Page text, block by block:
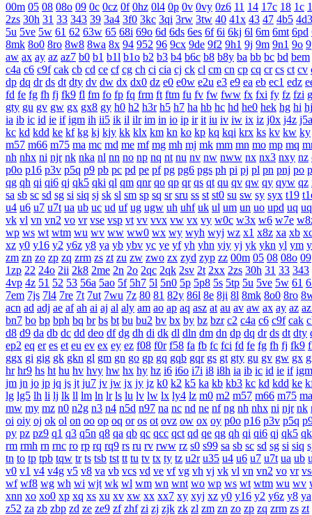
00m 05 08 08o 09 0c 0cz 0f 0hz 0l4 0p 0v 0vy 0z6 11 14 17c 18 1c
2zs 30h 31 33 343 39 3a4 3f0 3kc 3qi 3rw 3tw 40 41x 43 47 4b5 4d3
5u 5ve 5w 61 62 63w 65 68i 69o 6d 6ds 6es 6f 6i 6kj 6l 6m 6mt 6pd
8mk 8o0 8ro 8w8 8wa 8x 94 952 96 9cx 9de 9f2 9h1 9j 9m 9n1 9o
aw ax ay az az7 b0 b1 b1l b1o b2 b3 b4 b6c b8 b8y ba bb bc bd bem
c4a c6 c9f cak cb cd ce cf cg ch ci cia cj ck cl cm cn cp cq cr cs ct cv
dp dq dr ds dt dty dv dw dx dx0 dz e0 e0w e2u e3 e9 ea eb ec1 edz
fd fe fg fh fj fk9 fl fm fo fp fq frm ft ftm fu fv fw fww fx fxi fy fz fzi
gty gu gv gw gx gx8 gy h0 h2 h3r h5 h7 ha hb hc hd he0 hek hg hi hj
ia ib ic id ie if igm ih ii5 ik il ilr im in io ip ir it iu iv iw ix iz j0x j4z j5a
kc kd kdd ke kf kg kj kjy kk klx km kn ko kp kq kqi krx ks kv kw ky
m57 m66 m75 ma mc md me mf mg mh mj mk mm mn mo mp mq
nh nhx ni njr nk nka nl nn no np nq nt nu nv nw nww nx nx3 nxy nz
p0o p16 p3v p5q p9 pb pc pd pe pf pg pg6 pgs ph pi pj pl pn pnj po
qg qh qi qi6 qj qk5 qki ql qm qnr qo qp qr qs qt qu qv qw qy qyw qz
sa sb sc sd sg si siq sj sk sl sm sp sq sr sru ss st st0 su sw sy syx t19
u4 u6 u7 u7t ua ub uc ud uf ug ugw uh uhf uk ul um un uo upd uq
vk vl vn vn2 vo vr vse vsp vt vv vvx vw vx vy w0c w3x w6 w7e
wp ws wt wtm wu wv ww ww0 wx wy wyh wyj wz x1 x8z xa xb
xz y0 y16 y2 y6z y8 ya yb ybv yc ye yf yh yhn yiy yj yk ykn yl ym
zm zn zo zp zq zrm zs zt zu zw zwo zx zyd zyp zz 00m 05 08 08o 09
1zp 22 24o 2ii 2k8 2me 2n 2o 2qc 2qk 2sv 2t 2xx 2zs 30h 31 33 343
4vp 4z 51 52 53 56a 5ao 5f 5h7 5l 5n0 5p 5p8 5s 5tp 5u 5ve 5w 61
7em 7js 7l4 7re 7t 7ut 7wu 7z 80 81 82y 86l 8e 8ji 8l 8mk 8o0 8ro
acn ad adj ae af ah ai aj al aly am ao ap aq asz at au av aw ax ay az
bn7 bo bp bph bq br bs bt bu bu2 bv bx by bz bzr c2 c4a c6 c9f cak
d8 d9 da db dc dd deo df dg dh di dk dl dln dm dn dp dq dr ds dt dty
ep2 eq er es et eu ev ex ey ez f08 f0r f58 fa fb fc fci fd fe fg fh fj fk9
ggx gi gig gk gkn gl gm gn go gp gq gqb gqr gs gt gty gu gv gw gx
hr hr9 hs ht hu hv hvy hw hx hy hz i6 i6o i7i i8 i8h ia ib ic id ie if igm
jm jn jo jp jq js jt ju7 jv jw jx jy jz k0 k2 k5 ka kb kb3 kc kd kdd ke
lg lg5 lh li lj lk ll lm ln lr ls lu lv lw lx ly4 lz m0 m2 m57 m66 m75 ma
mw my mz n0 n2g n3 n4 n5d n97 na nc nd ne nf ng nh nhx ni njr nk
oi oiy oj ok ol on oo op oq or os ot ovz ow ox oy p0o p16 p3v p5q
py pz pz9 q1 q3 q5n q8 qa qb qc qcc qct qd qe qg qh qi qi6 qj qk5
rm rmh rn rnc ro rp rq rq9 rs ru rv rww rz s0 s99 sa sb sc sd sg si siq
tn to tp tpb tqw tr ts tsb tst tt tu tv tx ty tz u2r u35 u4 u6 u7 u7t ua ub
v0 v1 v4 v4g v5 v8 va vb vcs vd ve vf vg vh vj vk vl vn vn2 vo vr
wf wf8 wg wh wi wjt wk wl wm wn wnt wo wp ws wt wtm wu wv
xnn xo xo0 xp xq xs xu xv xw xx xx7 xy xyj xz y0 y16 y2 y6z y8 ya
z52 za zb zbp zd ze ze9 zf zhf zi zj zjk zk zl zm zn zo zp zq zrm zs zt